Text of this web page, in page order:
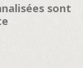
sont